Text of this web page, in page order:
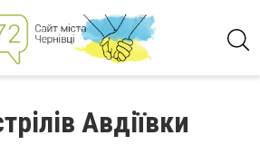
Авдіївки